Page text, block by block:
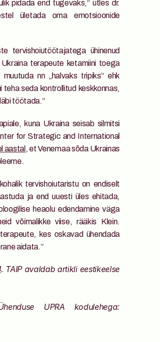
pidada end tugevaks,“ ütles dr.
ületada oma emotsioonide
tervishoiutöötajatega ühinenud
terapeute ketamiini toega
nn „halvaks tripiks“ ehk
seda kontrollitud keskkonnas,
töötada.“
kuna Ukraina seisab silmitsi
for Strategic and International
aastal, et Venemaa sõda Ukrainas
tervishoiutaristu on endiselt
ja end uuesti üles ehitada,
heaolu edendamine väga
võimalikke viise, rääkis Klein.
kes oskavad ühendada
aidata.”
. TAIP avaldab artikli eestikeelse